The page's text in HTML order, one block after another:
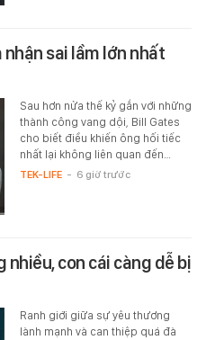
sai lầm lớn nhất
Sau hơn nửa thế kỷ gắn với những
thành công vang dội, Bill Gates
cho biết điều khiến ông hối tiếc
nhất lại không liên quan đến…
TEK-LIFE - 6 giờ trước
con cái càng dễ bị
Ranh giới giữa sự yêu thương
lành mạnh và can thiệp quá đà